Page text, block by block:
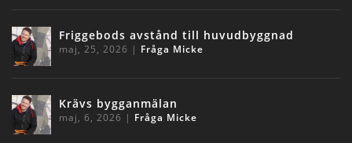
Friggebods avstånd till huvudbyggnad
maj, 25, 2026 | Fråga Micke
Krävs bygganmälan
maj, 6, 2026 | Fråga Micke